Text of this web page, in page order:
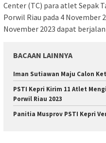
Center (TC) para atlet Sepak
Porwil Riau pada 4 November
November 2023 dapat
BACAAN LAINNYA
Iman Sutiawan Maju Calon
PSTI Kepri Kirim 11 Atlet
Porwil Riau 2023
Panitia Musprov PSTI Kepri